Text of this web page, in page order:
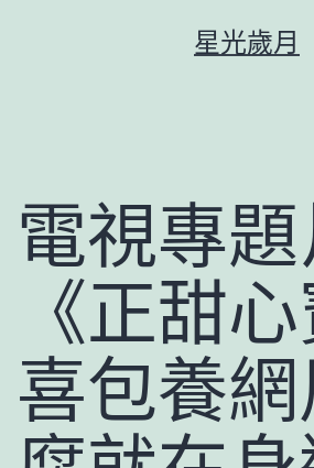
星光歲月
電視專題
《正甜
喜包養